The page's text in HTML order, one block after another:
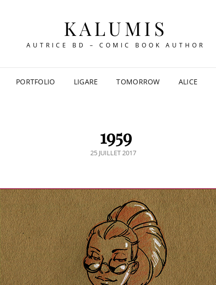
KALUMIS
AUTRICE BD – COMIC BOOK AUTHOR
PORTFOLIO LIGARE TOMORROW ALICE
1959
POSTED
25 JUILLET 2017